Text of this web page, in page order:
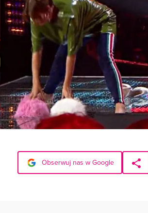
Obserwuj nas w Google